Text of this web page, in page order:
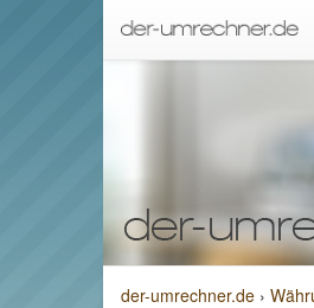
der-umrechner.de ›